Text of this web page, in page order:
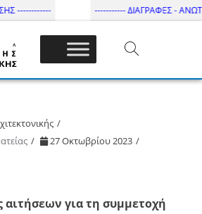
------------ ----------- ΔΙΑΓΡΑΦΕΣ -
– ΔΙ.ΠΑ.Ε
27 Οκτωβρίου 2023
για τη συμμετοχή